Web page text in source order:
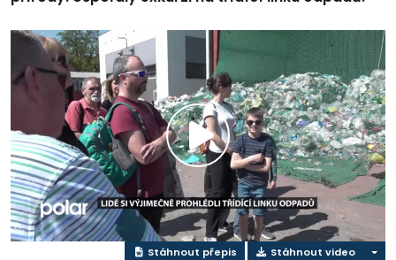
Přehrát
video
Stáhnout přepis Stáhnout video